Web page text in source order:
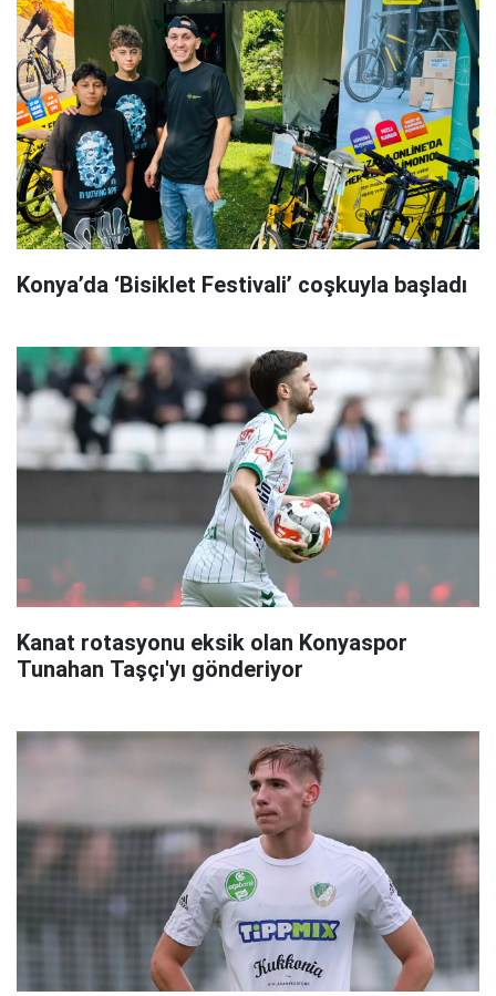
Konya’da ‘Bisiklet Festivali’ coşkuyla başladı
Kanat rotasyonu eksik olan Konyaspor
Tunahan Taşçı'yı gönderiyor